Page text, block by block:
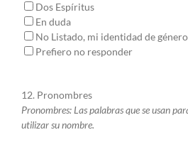
Dos Espíritus
En duda
No Listado, mi identidad de
Prefiero no responder
12. Pronombres
Pronombres: Las palabras que se usan
utilizar su nombre.